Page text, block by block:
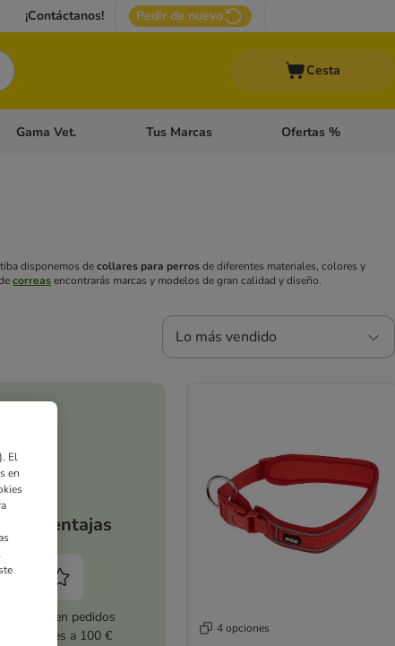
¡Contáctanos! Pedir de nuevo
Cesta
Gatos
Menú de categoria abierto: Otros Animales
Gama Vet. Menú de categoria abierto: Gama Vet.
Tus Marcas Menú de categoria
Ofertas %
disponemos decollares para perrosde diferentes materiales, colores y
correasencontrarás marcas y modelos de gran calidad y diseño.
Lo más vendido
Tus ventajas
5 % dto. en pedidos
superiores a 100 €
4 opciones
El
en